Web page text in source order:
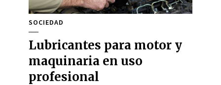
SOCIEDAD
Lubricantes para motor y
maquinaria en uso
profesional